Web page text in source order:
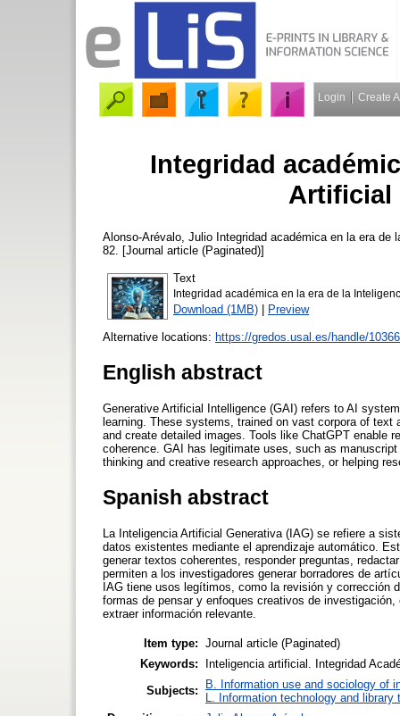
Login Create
Integridad
Artificial
Alonso-Arévalo, Julio Integridad académica en la era
82. [Journal article (Paginated)]
Text
Integridad académica en la era de la
Download (1MB) | Preview
Alternative locations: https://gredos.usal.es/handle/
English abstract
Generative Artificial Intelligence (GAI) refers to AI
learning. These systems, trained on vast corpora of
and create detailed images. Tools like ChatGPT enable
coherence. GAI has legitimate uses, such as
thinking and creative research approaches, or helping
Spanish abstract
La Inteligencia Artificial Generativa (IAG) se refiere a
datos existentes mediante el aprendizaje automático.
generar textos coherentes, responder preguntas,
permiten a los investigadores generar borradores de
IAG tiene usos legítimos, como la revisión y corrección
formas de pensar y enfoques creativos de
extraer información relevante.
Item type: Journal article (Paginated)
Keywords:
Inteligencia artificial. Integridad
Subjects:
B. Information use and sociology of
L. Information technology and library